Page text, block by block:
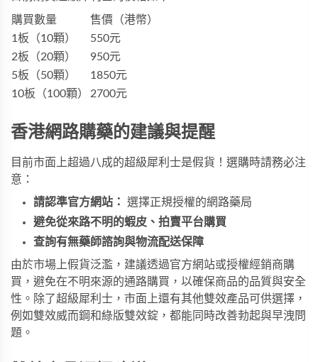
購買數量
售價（港幣）
1板（10顆）
550元
2板（20顆）
950元
5板（50顆）
1850元
10板（100顆）
2700元
香港網路購藥的建議與提醒
目前市面上超過八成的超級犀利士是假貨！選購時請務必注
意：
請認準官方網站：
選擇正規授權的網路藥局
避免從來路不明的蝦皮、拍賣平台購買
查詢有無藥師諮詢與物流配送保障
由於市場上假貨泛濫，建議透過官方網站或授權經銷商購
買，避免在不明來源的通路購買，以確保商品的品質與安全
性。除了超級犀利士，市面上還有其他雙效產品可供選擇，
例如雙效威而鋼和綠版雙效錠 ，都能同時改善勃起與早洩問
題。